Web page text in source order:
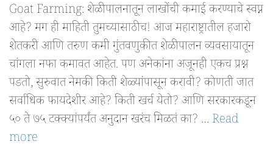
Goat Farming: शेळीपालनातून लाखोंची कमाई करण्याचे स्वप्न
आहे? मग ही माहिती तुमच्यासाठीच! आज महाराष्ट्रातील हजारो
शेतकरी आणि तरुण कमी गुंतवणुकीत शेळीपालन व्यवसायातून
चांगला नफा कमावत आहेत. पण अनेकांना अजूनही एकच प्रश्न
पडतो, सुरुवात नेमकी किती शेळ्यांपासून करावी? कोणती जात
सर्वाधिक फायदेशीर आहे? किती खर्च येतो? आणि सरकारकडून
५० ते ७५ टक्क्यांपर्यंत अनुदान खरंच मिळतं का? … Read
more